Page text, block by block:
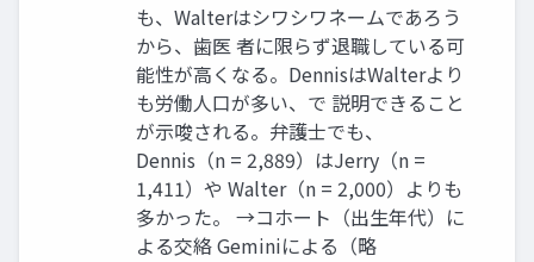
も、Walterはシワシワネームであろう
から、歯医 者に限らず退職している可
能性が高くなる。DennisはWalterより
も労働人口が多い、で 説明できること
が示唆される。弁護士でも、
Dennis（n = 2,889）はJerry（n =
1,411）や Walter（n = 2,000）よりも
多かった。 →コホート（出生年代）に
よる交絡 Geminiによる（略